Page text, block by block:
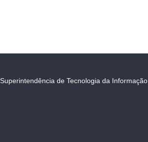
Superintendência de Tecnologia da Informação